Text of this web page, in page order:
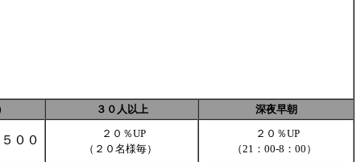
３０人以上 深夜早朝
００
２０％UP
（２０名様毎）
２０％UP
（21：00-8：00）